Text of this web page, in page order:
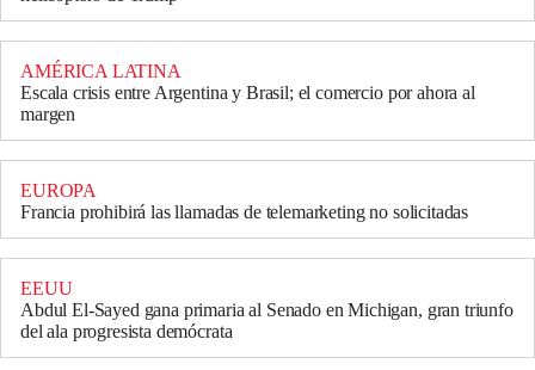
AMÉRICA LATINA
Escala crisis entre Argentina y Brasil; el comercio por ahora al
margen
EUROPA
Francia prohibirá las llamadas de telemarketing no solicitadas
EEUU
Abdul El-Sayed gana primaria al Senado en Michigan, gran triunfo
del ala progresista demócrata